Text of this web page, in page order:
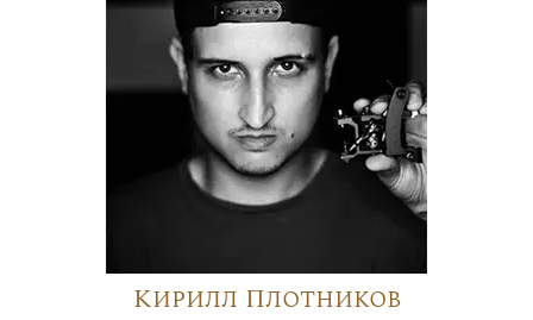
Кирилл Плотников